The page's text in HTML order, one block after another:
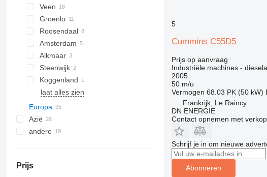
Veen
Groenlo
Roosendaal
Amsterdam
Alkmaar
Steenwijk
Koggenland
laat alles zien
Europa
Roemenië
Azië
China
andere
Prijs
5
Cummins C55D5
Prijs op aanvraag
Industriële machines -
2005
50 m/u
Vermogen 68.03 PK (50 kW)
Frankrijk, Le Raincy
DN ENERGIE
Contact opnemen met
Schrijf je in om nieuwe
Abonneren